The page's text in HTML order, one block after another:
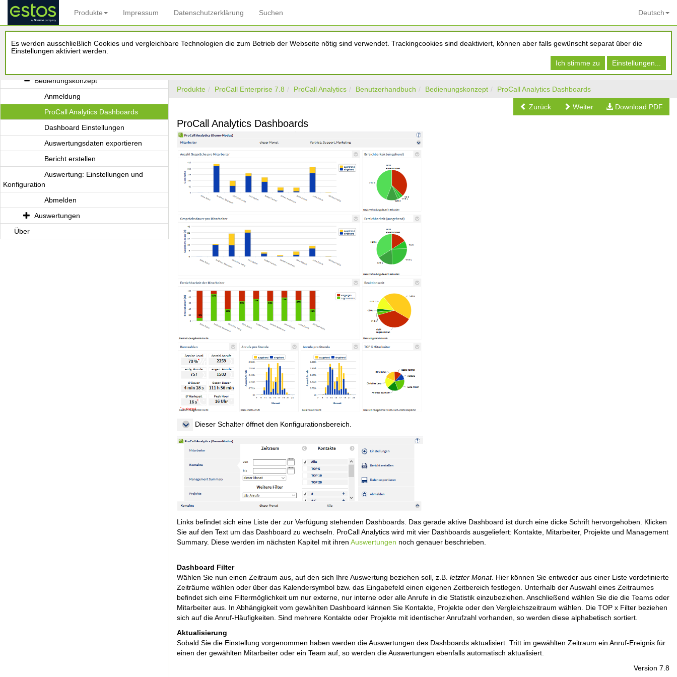
Es werden ausschließlich Cookies und vergleichbare Technologien die zum Betrieb der Webseite nötig sind verwendet. Trackingcookies sind deaktiviert, können aber falls gewünscht separat über die
Einstellungen aktiviert werden.
Ich stimme zu
Einstellungen...
Produkte Impressum Datenschutzerklärung Suchen Deutsch
ProCall Analytics
Administrationshandbuch
Bedienungskonzept
Anmeldung
ProCall Analytics Dashboards
Dashboard Einstellungen
Auswertungsdaten exportieren
Bericht erstellen
Auswertung: Einstellungen und
Konfiguration
Abmelden
Auswertungen
Über
Produkte ProCall Enterprise 7.8 ProCall Analytics Benutzerhandbuch Bedienungskonzept ProCall Analytics Dashboards
Zurück Weiter Download PDF
ProCall Analytics Dashboards
Dieser Schalter öffnet den Konfigurationsbereich.
Links befindet sich eine Liste der zur Verfügung stehenden Dashboards. Das gerade aktive Dashboard ist durch eine dicke Schrift hervorgehoben. Klicken
Sie auf den Text um das Dashboard zu wechseln. ProCall Analytics wird mit vier Dashboards ausgeliefert: Kontakte, Mitarbeiter, Projekte und Management
Summary. Diese werden im nächsten Kapitel mit ihren Auswertungen noch genauer beschrieben.
Dashboard Filter
Wählen Sie nun einen Zeitraum aus, auf den sich Ihre Auswertung beziehen soll, z.B. letzter Monat. Hier können Sie entweder aus einer Liste vordefinierte
Zeiträume wählen oder über das Kalendersymbol bzw. das Eingabefeld einen eigenen Zeitbereich festlegen. Unterhalb der Auswahl eines Zeitraumes
befindet sich eine Filtermöglichkeit um nur externe, nur interne oder alle Anrufe in die Statistik einzubeziehen. Anschließend wählen Sie die die Teams oder
Mitarbeiter aus. In Abhängigkeit vom gewählten Dashboard kännen Sie Kontakte, Projekte oder den Vergleichszeitraum wählen. Die TOP x Filter beziehen
sich auf die Anruf-Häufigkeiten. Sind mehrere Kontakte oder Projekte mit identischer Anrufzahl vorhanden, so werden diese alphabetisch sortiert.
Aktualisierung
Sobald Sie die Einstellung vorgenommen haben werden die Auswertungen des Dashboards aktualisiert. Tritt im gewählten Zeitraum ein Anruf-Ereignis für
einen der gewählten Mitarbeiter oder ein Team auf, so werden die Auswertungen ebenfalls automatisch aktualisiert.
Version 7.8